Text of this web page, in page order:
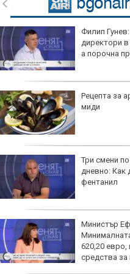
Филип
директори
а порочна
Рецепта за
миди
Три смени
дневно: Как
фентанил
Министър
620,20
средства за